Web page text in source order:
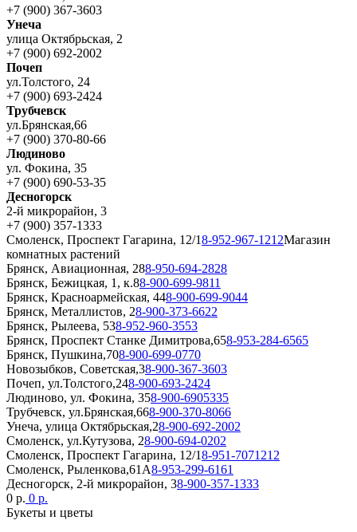
+7 (900) 367-3603
Унеча
улица Октябрьская, 2
+7 (900) 692-2002
Почеп
ул.Толстого, 24
+7 (900) 693-2424
Трубчевск
ул.Брянская,66
+7 (900) 370-80-66
Людиново
ул. Фокина, 35
+7 (900) 690-53-35
Десногорск
2-й микрорайон, 3
+7 (900) 357-1333
Смоленск, Проспект Гагарина, 12/18-952-967-1212Магазин
комнатных растений
Брянск, Авиационная, 288-950-694-2828
Брянск, Бежицкая, 1, к.88-900-699-9811
Брянск, Красноармейская, 448-900-699-9044
Брянск, Металлистов, 28-900-373-6622
Брянск, Рылеева, 538-952-960-3553
Брянск, Проспект Станке Димитрова,658-953-284-6565
Брянск, Пушкина,708-900-699-0770
Новозыбков, Советская,38-900-367-3603
Почеп, ул.Толстого,248-900-693-2424
Людиново, ул. Фокина, 358-900-6905335
Трубчевск, ул.Брянская,668-900-370-8066
Унеча, улица Октябрьская,28-900-692-2002
Смоленск, ул.Кутузова, 28-900-694-0202
Смоленск, Проспект Гагарина, 12/18-951-7071212
Смоленск, Рыленкова,61А8-953-299-6161
Десногорск, 2-й микрорайон, 38-900-357-1333
0 р. 0 р.
Букеты и цветы